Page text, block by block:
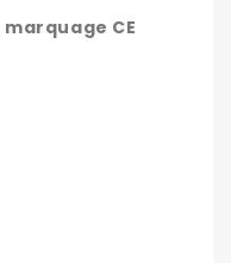
marquage CE